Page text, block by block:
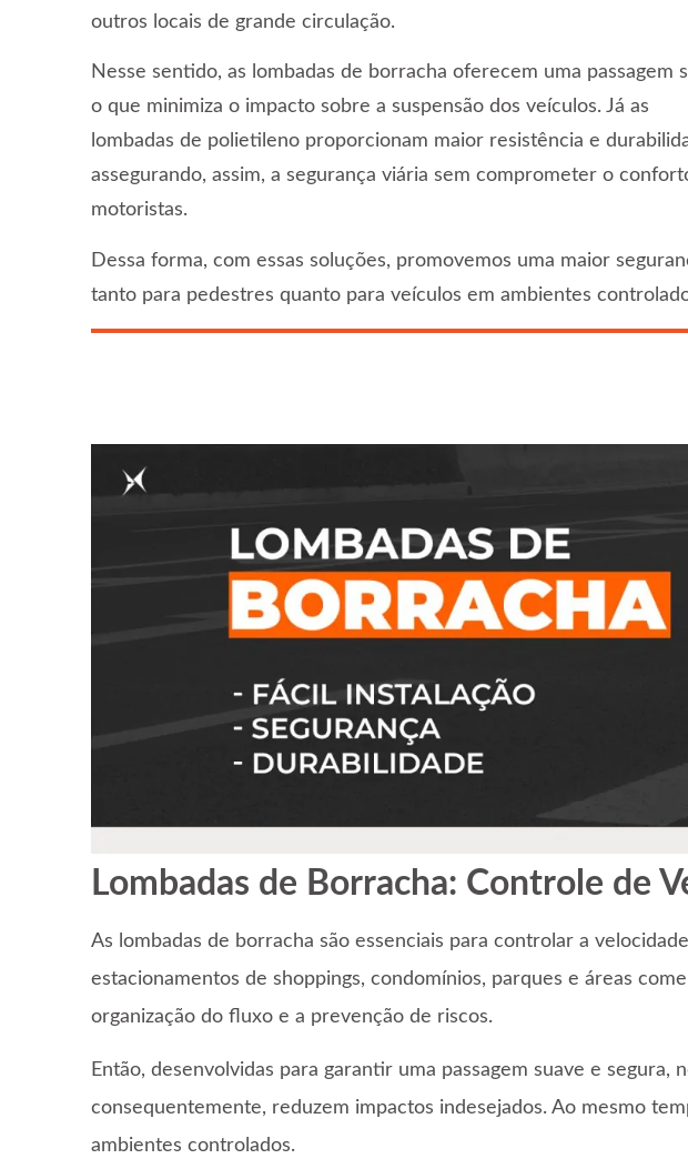
outros locais de grande circulação.
Nesse sentido, as lombadas de borracha oferecem uma passagem
o que minimiza o impacto sobre a suspensão dos veículos. Já as
lombadas de polietileno proporcionam maior resistência e
assegurando, assim, a segurança viária sem comprometer o
motoristas.
Dessa forma, com essas soluções, promovemos uma maior
tanto para pedestres quanto para veículos em ambientes
Lombadas de Borracha: Controle de
As lombadas de borracha são essenciais para controlar a
estacionamentos de shoppings, condomínios, parques e áreas
organização do fluxo e a prevenção de riscos.
Então, desenvolvidas para garantir uma passagem suave e
consequentemente, reduzem impactos indesejados. Ao mesmo
ambientes controlados.